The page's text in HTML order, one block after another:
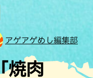
アゲアゲめし編集部
焼肉